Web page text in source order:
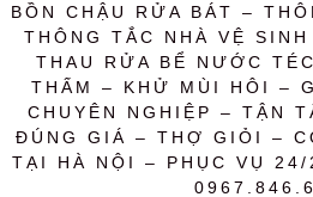
BỒN CHẬU RỬA BÁT –
THÔNG TẮC NHÀ VỆ
THAU RỬA BỂ NƯỚC
THẤM – KHỬ MÙI HÔI –
CHUYÊN NGHIỆP – TẬN
ĐÚNG GIÁ – THỢ GIỎI –
TẠI HÀ NỘI – PHỤC VỤ